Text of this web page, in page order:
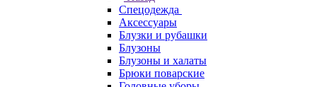
Спецодежда
Аксессуары
Блузки и рубашки
Блузоны
Блузоны и халаты
Брюки поварские